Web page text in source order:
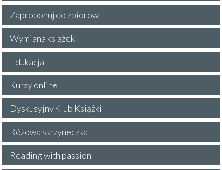
Zaproponuj do zbiorów
Wymiana książek
Edukacja
Kursy online
Dyskusyjny Klub Książki
Różowa skrzyneczka
Reading with passion